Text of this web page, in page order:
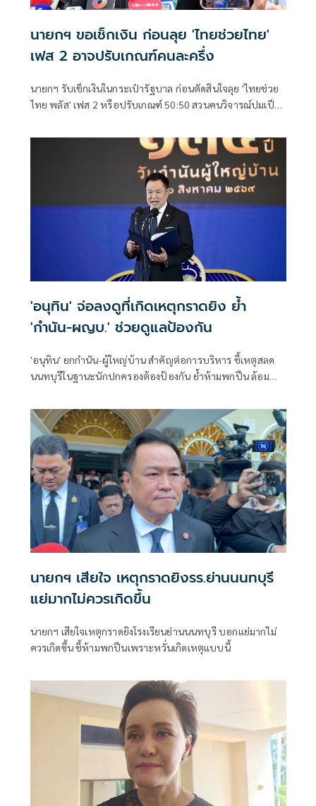
นายกฯ ขอเช็กเงิน ก่อนลุย 'ไทยช่วยไทย'
เฟส 2 อาจปรับเกณฑ์คนละครึ่ง
นายกฯ รับเช็กเงินในกระเป๋ารัฐบาล ก่อนตัดสินใจลุย 'ไทยช่วย
ไทย พลัส' เฟส 2 หรือปรับเกณฑ์ 50:50 สวนคนวิจารณ์ปมเป็น
แข็งแรง
'อนุทิน' จ่อลงดูที่เกิดเหตุกราดยิง ย้ำ
'กำนัน-ผญบ.' ช่วยดูแลป้องกัน
'อนุทิน' ยกกำนัน-ผู้ใหญ่บ้าน สำคัญต่อการบริหาร ชี้เหตุสลด
นนทบุรีในฐานะนักปกครองต้องป้องกัน ย้ำห้ามพกปืน ล้อม
ที่เกิดเหตุ
นายกฯ เสียใจ เหตุกราดยิงรร.ย่านนนทบุรี
แย่มากไม่ควรเกิดขึ้น
นายกฯ เสียใจเหตุกราดยิงโรงเรียนย่านนนทบุรี บอกแย่มากไม่
ควรเกิดขึ้น ชี้ห้ามพกปืนเพราะหวั่นเกิดเหตุแบบนี้